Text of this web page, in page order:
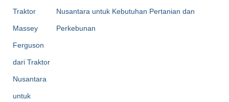
Nusantara untuk Kebutuhan Pertanian dan
Perkebunan